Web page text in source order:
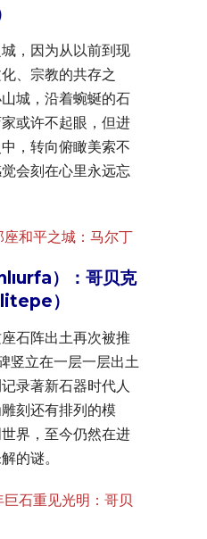
，因为从以前到现
、宗教的共存之
城，沿着蜿蜒的石
或许不起眼，但进
，转向俯瞰美索不
会刻在心里永远忘
和平之城：马尔丁
）：哥贝克
）
石阵出土再次被推
竖立在一层一层出土
录著新石器时代人
刻还有排列的模
界，至今仍然在进
的谜。
石重见光明：哥贝